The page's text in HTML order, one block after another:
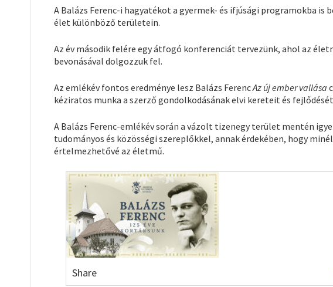
A Balázs Ferenc-i hagyatékot a gyermek- és ifjúsági programokba
élet különböző területein.
Az év második felére egy átfogó konferenciát tervezünk, ahol az
bevonásával dolgozzuk fel.
Az emlékév fontos eredménye lesz Balázs FerencAz új ember vallása
kéziratos munka a szerző gondolkodásának elvi kereteit és
A Balázs Ferenc-emlékév során a vázolt tizenegy terület mentén
tudományos és közösségi szereplőkkel, annak érdekében, hogy
értelmezhetővé az életmű.
Share